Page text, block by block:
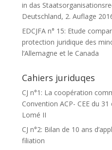
in das
Deutschland, 2. Auflage
EDCJFA n° 15: Etude
protection juridique des
l’Allemagne et le Canada
Cahiers juriduqes
CJ n°1: La coopération
Convention ACP- CEE du
Lomé II
CJ n°2: Bilan de 10 ans
filiation